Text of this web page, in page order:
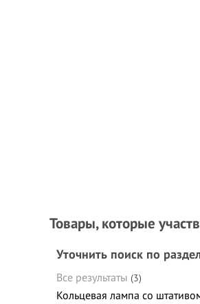
Товары, которые
Уточнить поиск по
Все результаты (3)
Кольцевая лампа со